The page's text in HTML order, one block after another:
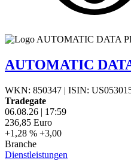
AUTOMATIC
WKN: 850347 | ISIN:
Tradegate
06.08.26 | 17:59
236,85 Euro
+1,28 % +3,00
Branche
Dienstleistungen